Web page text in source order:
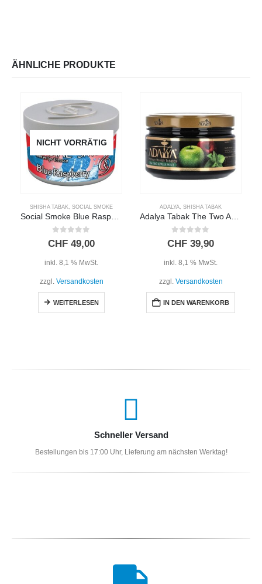
ÄHNLICHE PRODUKTE
NICHT VORRÄTIG
SHISHA TABAK SOCIAL SMOKE
0out of 5
CHF 49,00
inkl. 8,1 % MwSt.
zzgl. Versandkosten
WEITERLESEN
ADALYA SHISHA TABAK
0out of 5
CHF 39,90
inkl. 8,1 % MwSt.
zzgl. Versandkosten
IN DEN WARENKORB
Schneller Versand
Bestellungen bis 17:00 Uhr, Lieferung am nächsten Werktag!